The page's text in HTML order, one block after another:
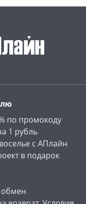
по промокоду
1 рубль
с АПлайн
в подарок
обмен